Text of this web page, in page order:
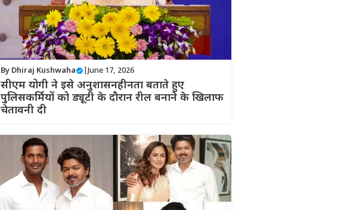
By Dhiraj Kushwaha | June 17, 2026
सीएम योगी ने इसे अनुशासनहीनता बताते हुए
पुलिसकर्मियों को ड्यूटी के दौरान रील बनाने के खिलाफ
चेतावनी दी